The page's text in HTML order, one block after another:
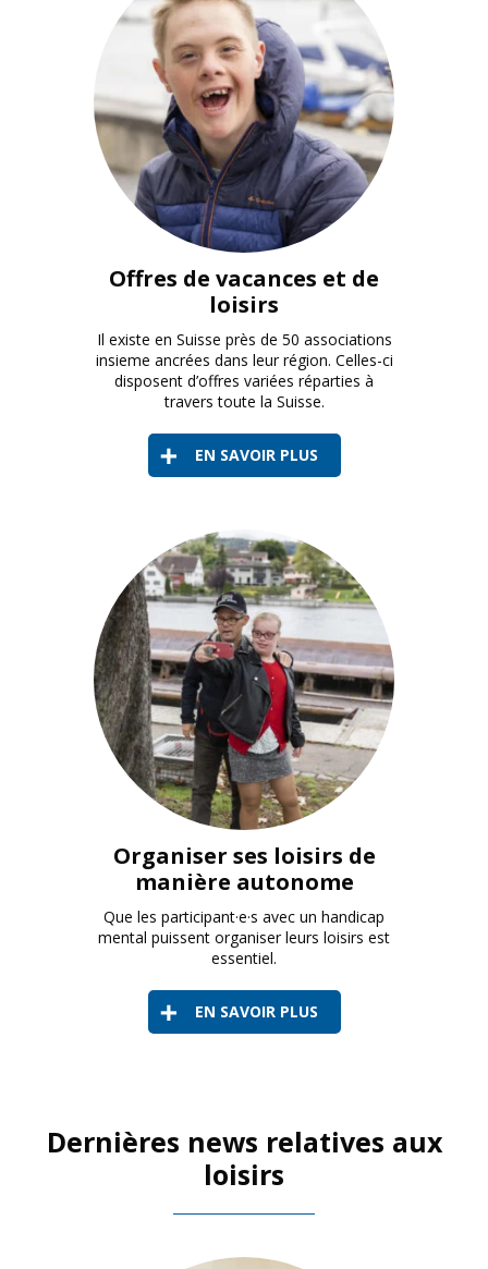
Offres de vacances et de
loisirs
Il existe en Suisse près de 50 associations
insieme ancrées dans leur région. Celles-ci
disposent d’offres variées réparties à
travers toute la Suisse.
EN SAVOIR PLUS
Organiser ses loisirs de
manière autonome
Que les participant·e·s avec un handicap
mental puissent organiser leurs loisirs est
essentiel.
EN SAVOIR PLUS
Dernières news relatives aux
loisirs